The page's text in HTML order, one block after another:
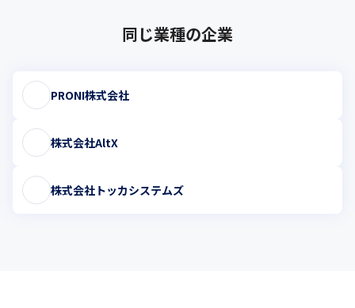
同じ業種の企業
PRONI株式会社
株式会社AltX
株式会社トッカシステムズ